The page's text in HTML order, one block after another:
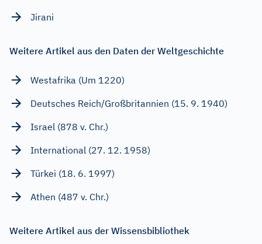
Jirani
Weitere Artikel aus den Daten der Weltgeschichte
Westafrika (Um 1220)
Deutsches Reich/Großbritannien (15. 9. 1940)
Israel (878 v. Chr.)
International (27. 12. 1958)
Türkei (18. 6. 1997)
Athen (487 v. Chr.)
Weitere Artikel aus der Wissensbibliothek